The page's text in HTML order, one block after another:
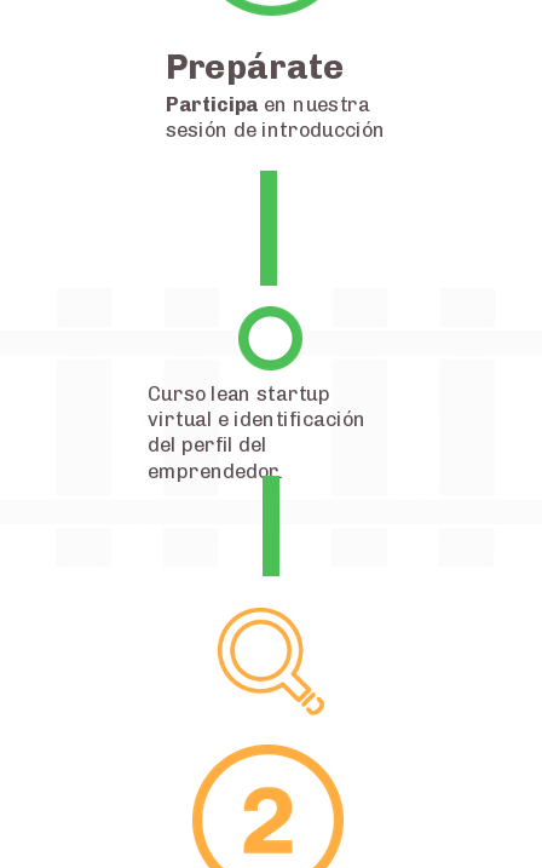
Prepárate
Participa en nuestra
sesión de introducción
Curso lean startup
virtual e identificación
del perfil del
emprendedor.